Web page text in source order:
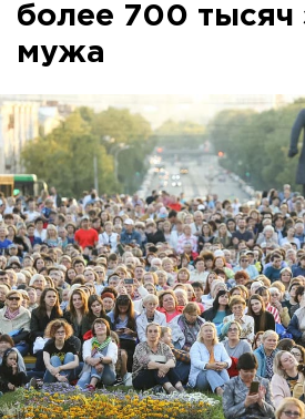
более 700 тысяч
мужа